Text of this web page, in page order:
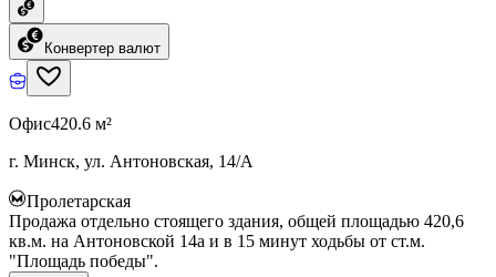
Конвертер валют
Офис420.6 м²
г. Минск, ул. Антоновская, 14/А
Пролетарская
Продажа отдельно стоящего здания, общей площадью 420,6
кв.м. на Антоновской 14а и в 15 минут ходьбы от ст.м.
"Площадь победы".